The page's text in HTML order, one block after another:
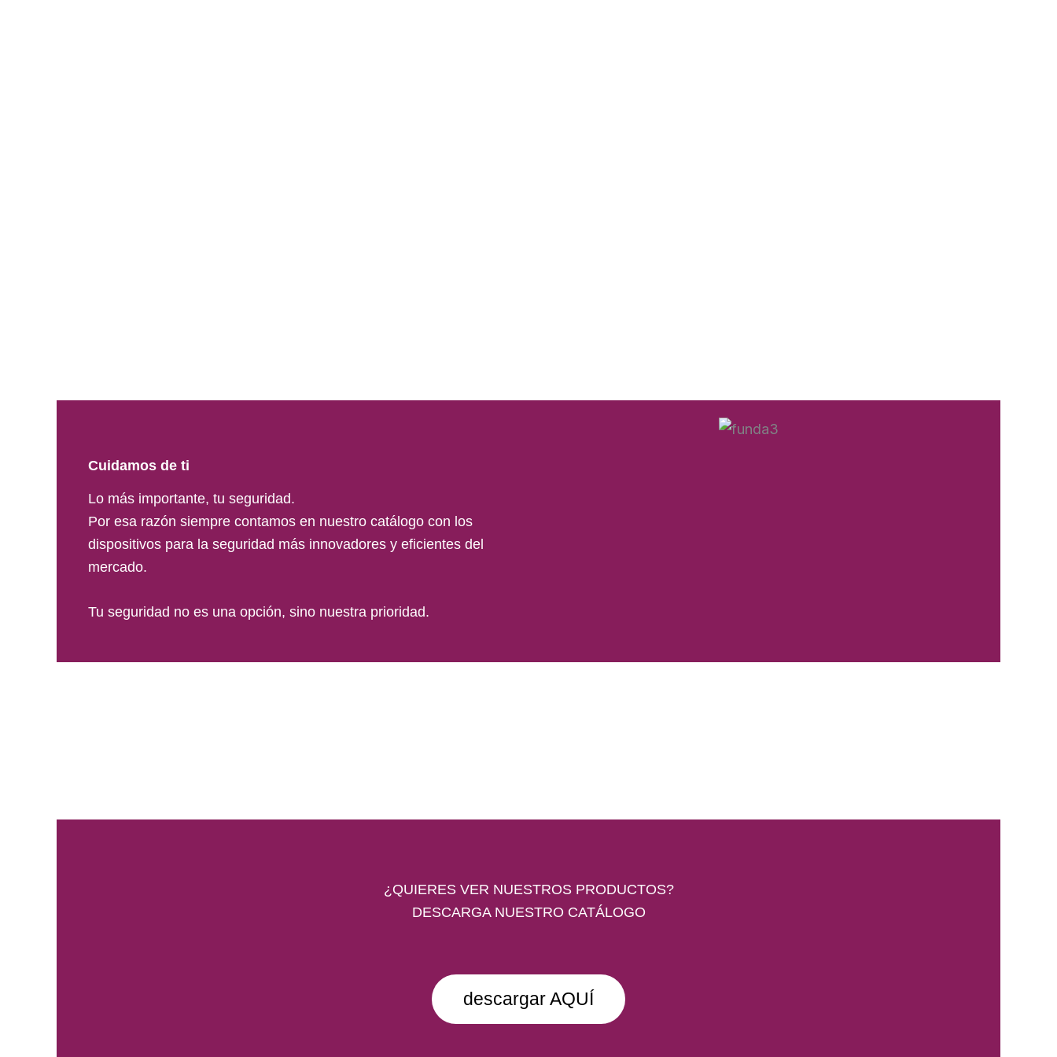
Cuidamos de ti
Lo más importante, tu seguridad.
Por esa razón siempre contamos en nuestro catálogo con los
dispositivos para la seguridad más innovadores y eficientes del
mercado.
Tu seguridad no es una opción, sino nuestra prioridad.
¿QUIERES VER NUESTROS PRODUCTOS?
DESCARGA NUESTRO CATÁLOGO
descargar AQUÍ